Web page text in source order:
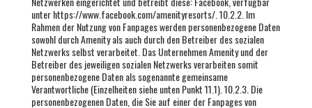
unter https://www.facebook.com/amenityresorts/. 10.2.2. Im
Rahmen der Nutzung von Fanpages werden personenbezogene Daten
sowohl durch Amenity als auch durch den Betreiber des sozialen
Netzwerks selbst verarbeitet. Das Unternehmen Amenity und der
Betreiber des jeweiligen sozialen Netzwerks verarbeiten somit
personenbezogene Daten als sogenannte gemeinsame
Verantwortliche (Einzelheiten siehe unten Punkt 11.1). 10.2.3. Die
personenbezogenen Daten, die Sie auf einer der Fanpages von